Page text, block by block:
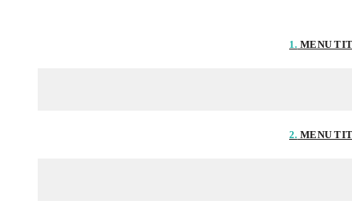
1. MENU
2. MENU